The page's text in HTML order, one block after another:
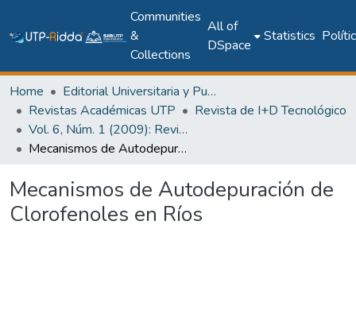
Communities
&
Collections
All of
DSpace
Statistics
Home
Editorial Universitaria y Publicaciones Seriadas
Revistas Académicas UTP
Revista de I+D Tecnológico
Vol. 6, Núm. 1 (2009): Revista I+D Tecnológico
Mecanismos de Autodepuración de Clorofenoles en Ríos
Mecanismos de Autodepuración de
Clorofenoles en Ríos